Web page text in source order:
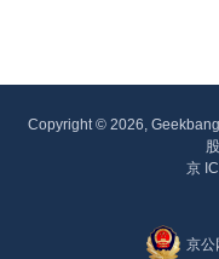
Copyright © 2026,
京
京